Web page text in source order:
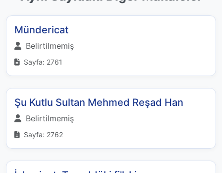
Mündericat
Belirtilmemiş
Sayfa: 2761
Şu Kutlu Sultan Mehmed Reşad Han
Belirtilmemiş
Sayfa: 2762